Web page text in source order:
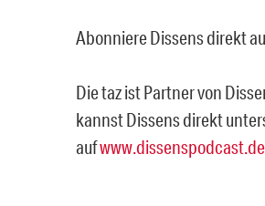
Abonniere Dissens direkt
Die taz ist Partner von
kannst Dissens direkt
aufwww.dissenspodcast.de